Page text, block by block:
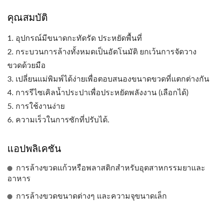
คุณสมบัติ
1. อุปกรณ์มีขนาดกะทัดรัด ประหยัดพื้นที่
2. กระบวนการล้างทั้งหมดเป็นอัตโนมัติ ยกเว้นการจัดวาง
ขวดด้วยมือ
3. เปลี่ยนแม่พิมพ์ได้ง่ายเพื่อตอบสนองขนาดขวดที่แตกต่างกัน
4. การรีไซเคิลน้ำประปาเพื่อประหยัดพลังงาน (เลือกได้)
5. การใช้งานง่าย
6. ความเร็วในการซักที่ปรับได้.
แอปพลิเคชัน
การล้างขวดแก้วหรือพลาสติกสำหรับอุตสาหกรรมยาและ
อาหาร
การล้างขวดขนาดต่างๆ และความจุขนาดเล็ก